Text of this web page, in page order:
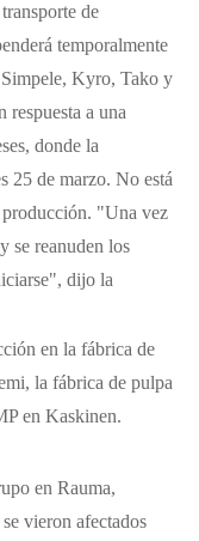
de
temporalmente
Simpele, Kyro, Tako y
respuesta a una
donde la
25 de marzo. No está
producción. "Una vez
se reanuden los
dijo la
en la fábrica de
la fábrica de pulpa
en Kaskinen.
en Rauma,
vieron afectados